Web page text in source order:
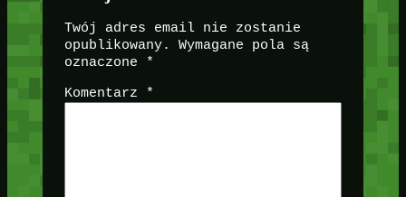
Twój adres email nie zostanie
opublikowany.
Wymagane pola są
oznaczone
*
Komentarz *